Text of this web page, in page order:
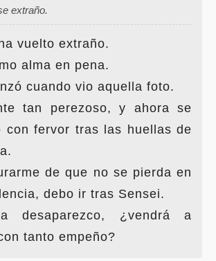
extraño.
vuelto extraño.
alma en pena.
cuando vio aquella foto.
tan perezoso, y ahora se
con fervor tras las huellas de
de que no se pierda en
debo ir tras Sensei.
desaparezco, ¿vendrá a
tanto empeño?